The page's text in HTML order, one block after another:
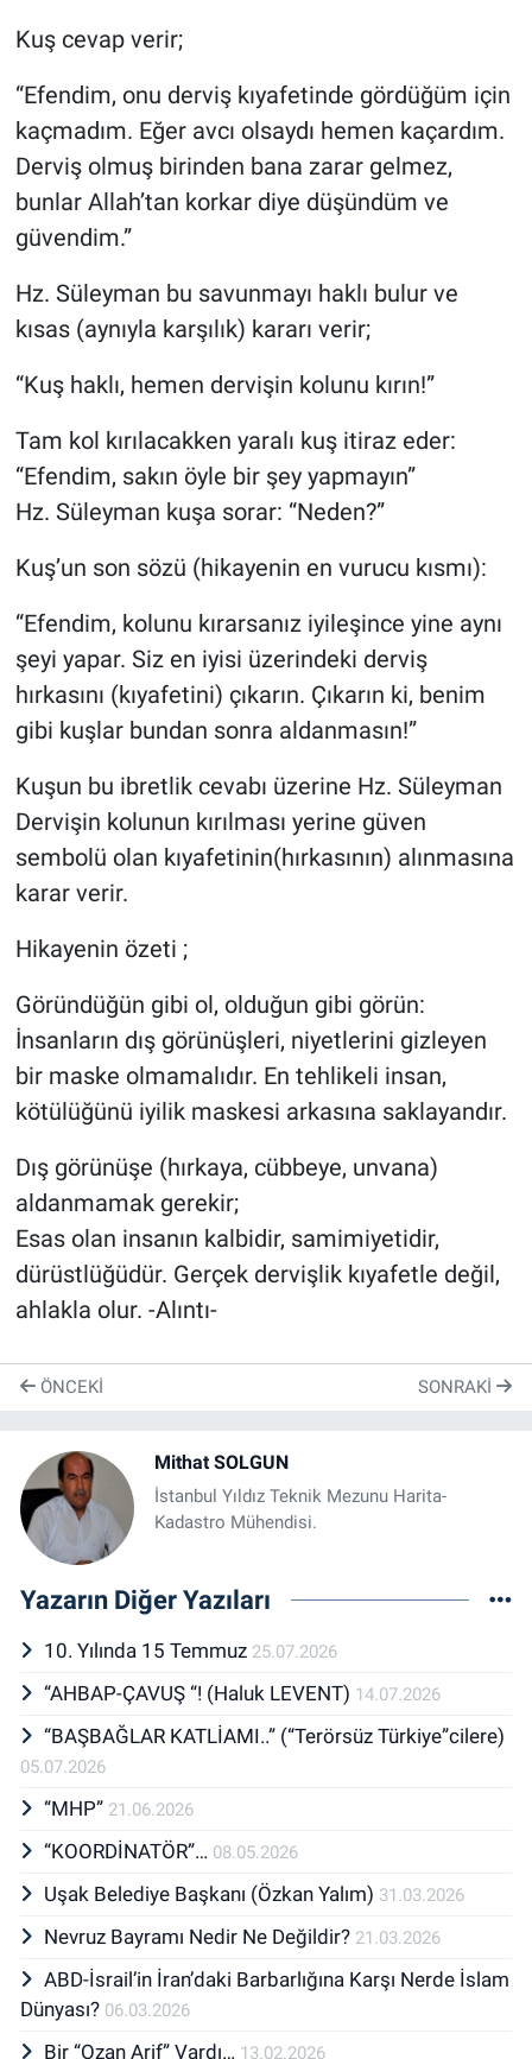
Kuş cevap verir;
“Efendim, onu derviş kıyafetinde gördüğüm için
kaçmadım. Eğer avcı olsaydı hemen kaçardım.
Derviş olmuş birinden bana zarar gelmez,
bunlar Allah’tan korkar diye düşündüm ve
güvendim.”
Hz. Süleyman bu savunmayı haklı bulur ve
kısas (aynıyla karşılık) kararı verir;
“Kuş haklı, hemen dervişin kolunu kırın!”
Tam kol kırılacakken yaralı kuş itiraz eder:
“Efendim, sakın öyle bir şey yapmayın”
Hz. Süleyman kuşa sorar: “Neden?”
Kuş’un son sözü (hikayenin en vurucu kısmı):
“Efendim, kolunu kırarsanız iyileşince yine aynı
şeyi yapar. Siz en iyisi üzerindeki derviş
hırkasını (kıyafetini) çıkarın. Çıkarın ki, benim
gibi kuşlar bundan sonra aldanmasın!”
Kuşun bu ibretlik cevabı üzerine Hz. Süleyman
Dervişin kolunun kırılması yerine güven
sembolü olan kıyafetinin(hırkasının) alınmasına
karar verir.
Hikayenin özeti ;
Göründüğün gibi ol, olduğun gibi görün:
İnsanların dış görünüşleri, niyetlerini gizleyen
bir maske olmamalıdır. En tehlikeli insan,
kötülüğünü iyilik maskesi arkasına saklayandır.
Dış görünüşe (hırkaya, cübbeye, unvana)
aldanmamak gerekir;
Esas olan insanın kalbidir, samimiyetidir,
dürüstlüğüdür. Gerçek dervişlik kıyafetle değil,
ahlakla olur. -Alıntı-
ÖNCEKI SONRAKI
Mithat SOLGUN
İstanbul Yıldız Teknik Mezunu Harita-
Kadastro Mühendisi.
Yazarın Diğer Yazıları
10. Yılında 15 Temmuz 25.07.2026
“AHBAP-ÇAVUŞ “! (Haluk LEVENT) 14.07.2026
“BAŞBAĞLAR KATLİAMI..” (“Terörsüz Türkiye”cilere)
05.07.2026
“MHP” 21.06.2026
“KOORDİNATÖR”… 08.05.2026
Uşak Belediye Başkanı (Özkan Yalım) 31.03.2026
Nevruz Bayramı Nedir Ne Değildir? 21.03.2026
ABD-İsrail’in İran’daki Barbarlığına Karşı Nerde İslam
Dünyası? 06.03.2026
Bir “Ozan Arif” Vardı… 13.02.2026